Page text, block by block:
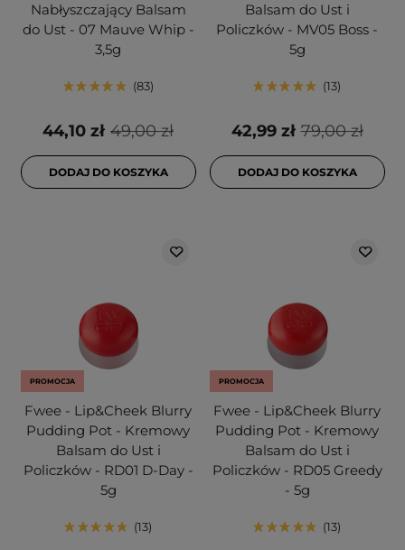
Nabłyszczający Balsam
do Ust - 07 Mauve Whip -
3,5g
83
49,00 zł
44,10 zł
DODAJ DO KOSZYKA
Balsam do Ust i
Policzków - MV05 Boss -
5g
13
79,00 zł
42,99 zł
DODAJ DO KOSZYKA
PROMOCJA
Fwee - Lip&Cheek Blurry
Pudding Pot - Kremowy
Balsam do Ust i
Policzków - RD01 D-Day -
5g
13
PROMOCJA
Fwee - Lip&Cheek Blurry
Pudding Pot - Kremowy
Balsam do Ust i
Policzków - RD05 Greedy
- 5g
13